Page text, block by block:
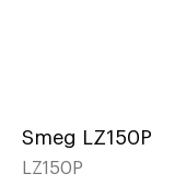
Smeg LZ150P
LZ150P